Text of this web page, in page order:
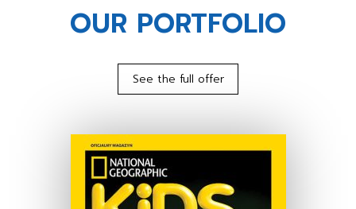
OUR PORTFOLIO
See the full offer